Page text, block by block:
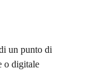
un punto di
o digitale